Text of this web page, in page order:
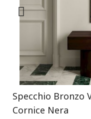
Specchio Bronzo
Cornice Nera